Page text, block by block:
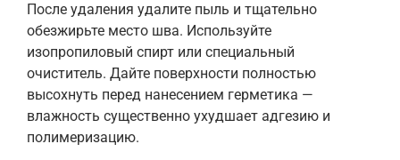
После удаления удалите пыль и тщательно
обезжирьте место шва. Используйте
изопропиловый спирт или специальный
очиститель. Дайте поверхности полностью
высохнуть перед нанесением герметика —
влажность существенно ухудшает адгезию и
полимеризацию.